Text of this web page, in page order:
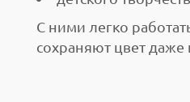
С ними легко
сохраняют цвет